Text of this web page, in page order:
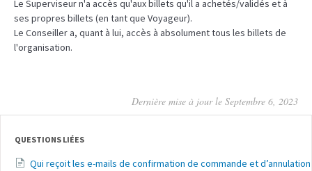
Le Superviseur n'a accès qu'aux billets qu'il a achetés/validés et à
ses propres billets (en tant que Voyageur).
Le Conseiller a, quant à lui, accès à absolument tous les billets de
l'organisation.
Dernière mise à jour le Septembre 6, 2023
QUESTIONS LIÉES
Qui reçoit les e-mails de confirmation de commande et d’annulation